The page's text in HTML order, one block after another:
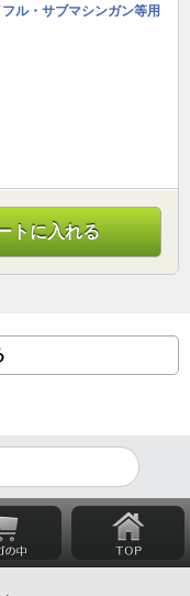
フル・サブマシンガン等用
トに入れる